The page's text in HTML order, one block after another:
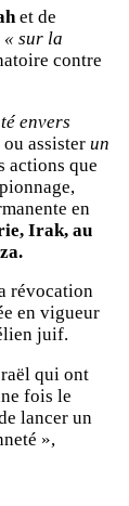
et de
« sur la
contre
envers
assister un
actions que
en
Irak, au
révocation
en vigueur
juif.
qui ont
fois le
lancer un
»,